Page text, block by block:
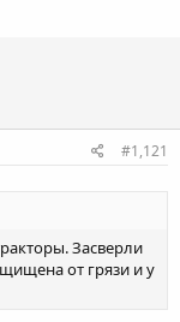
#1,121
Засверли
от грязи и у